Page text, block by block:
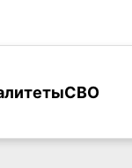
СВО